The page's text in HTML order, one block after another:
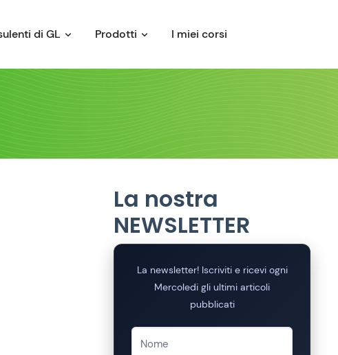
di GL Prodotti I miei corsi
La nostra
NEWSLETTER
La newsletter! Iscriviti e ricevi ogni
Mercoledi gli ultimi articoli
pubblicati